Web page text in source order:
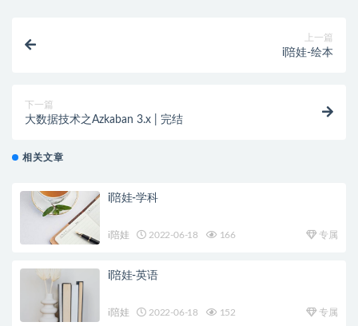
上一篇
i陪娃-绘本
下一篇
大数据技术之Azkaban 3.x | 完结
相关文章
i陪娃-学科
i陪娃 2022-06-18 166 专属
i陪娃-英语
i陪娃 2022-06-18 152 专属